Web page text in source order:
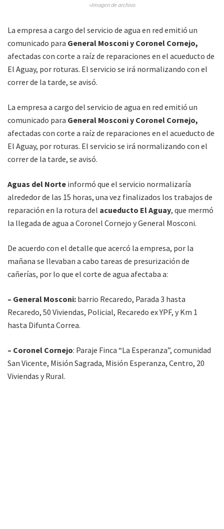
»Imagen de archivo
La empresa a cargo del servicio de agua en red emitió un
comunicado para General Mosconi y Coronel Cornejo,
afectadas con corte a raíz de reparaciones en el acueducto de
El Aguay, por roturas. El servicio se irá normalizando con el
correr de la tarde, se avisó.
La empresa a cargo del servicio de agua en red emitió un
comunicado para General Mosconi y Coronel Cornejo,
afectadas con corte a raíz de reparaciones en el acueducto de
El Aguay, por roturas. El servicio se irá normalizando con el
correr de la tarde, se avisó.
Aguas del Norte informó que el servicio normalizaría
alrededor de las 15 horas, una vez finalizados los trabajos de
reparación en la rotura del acueducto El Aguay, que mermó
la llegada de agua a Coronel Cornejo y General Mosconi.
De acuerdo con el detalle que acercó la empresa, por la
mañana se llevaban a cabo tareas de presurización de
cañerías, por lo que el corte de agua afectaba a:
– General Mosconi: barrio Recaredo, Parada 3 hasta
Recaredo, 50 Viviendas, Policial, Recaredo ex YPF, y Km 1
hasta Difunta Correa.
– Coronel Cornejo: Paraje Finca “La Esperanza”, comunidad
San Vicente, Misión Sagrada, Misión Esperanza, Centro, 20
Viviendas y Rural.